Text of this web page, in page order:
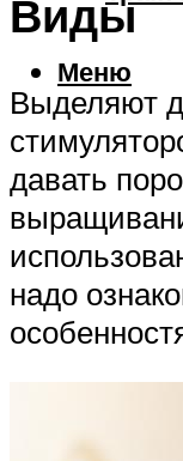
Меню
Виды
Выделяют
давать
надо